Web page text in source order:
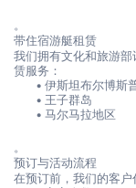
。
带住宿游艇租赁
我们拥有文化和旅游
赁服务：
伊斯坦布尔博斯
王子群岛
马尔马拉地区
。
预订与活动流程
在预订前，我们的客户